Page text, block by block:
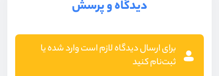
دیدگاه و پرسش
برای ارسال دیدگاه لازم است وارد شده یا
ثبت‌نام کنید